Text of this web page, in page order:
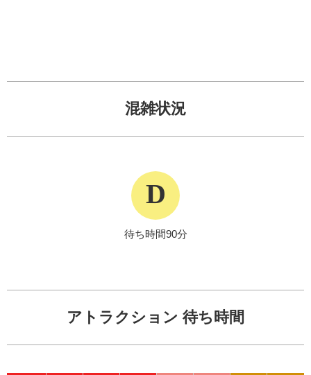
混雑状況
D
待ち時間90分
アトラクション 待ち時間